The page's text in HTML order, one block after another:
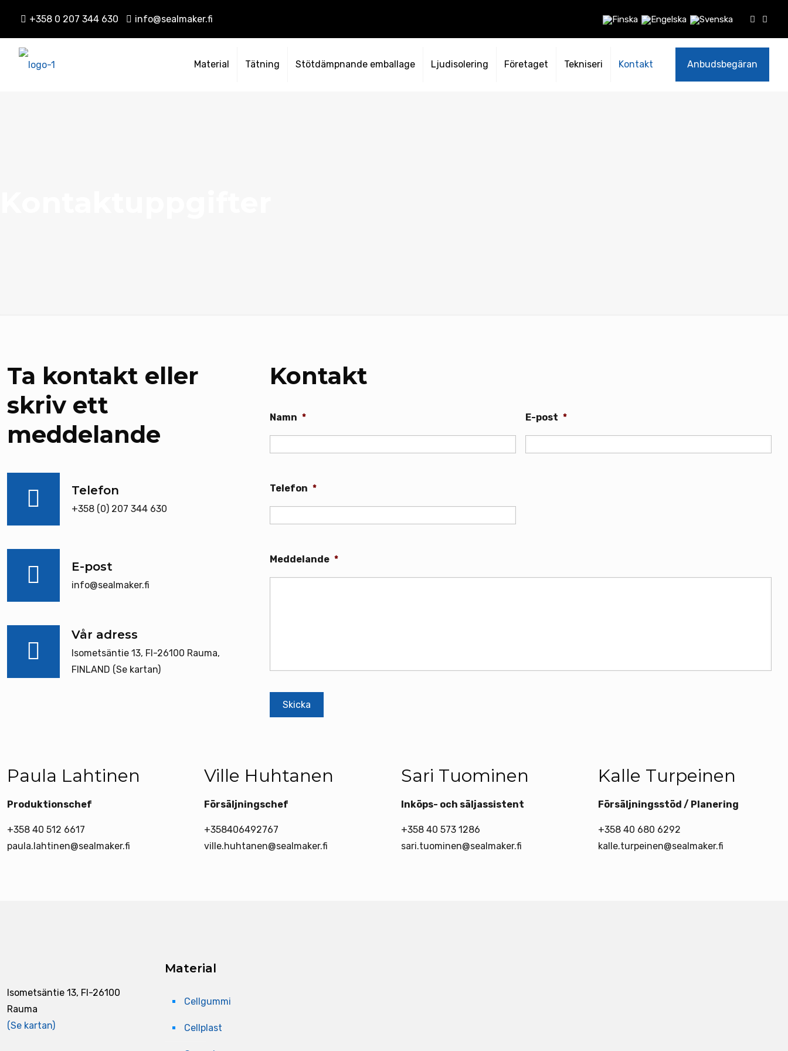
+358 0 207 344 630 info@sealmaker.fi
Material Tätning Stötdämpnande emballage Ljudisolering Företaget Tekniseri Kontakt Anbudsbegäran
Ta kontakt eller
skriv ett
meddelande
Telefon
+358 (0) 207 344 630
E-post
info@sealmaker.fi
Vår adress
Isometsäntie 13, FI-26100 Rauma,
FINLAND (Se kartan)
Kontakt
Namn * E-post *
Telefon *
Meddelande *
Paula Lahtinen
Produktionschef
+358 40 512 6617
paula.lahtinen@sealmaker.fi
Ville Huhtanen
Försäljningschef
+358406492767
ville.huhtanen@sealmaker.fi
Sari Tuominen
Inköps- och säljassistent
+358 40 573 1286
sari.tuominen@sealmaker.fi
Kalle Turpeinen
Försäljningsstöd / Planering
+358 40 680 6292
kalle.turpeinen@sealmaker.fi
Isometsäntie 13, FI-26100
Rauma
(Se kartan)
Material
Cellgummi
Cellplast